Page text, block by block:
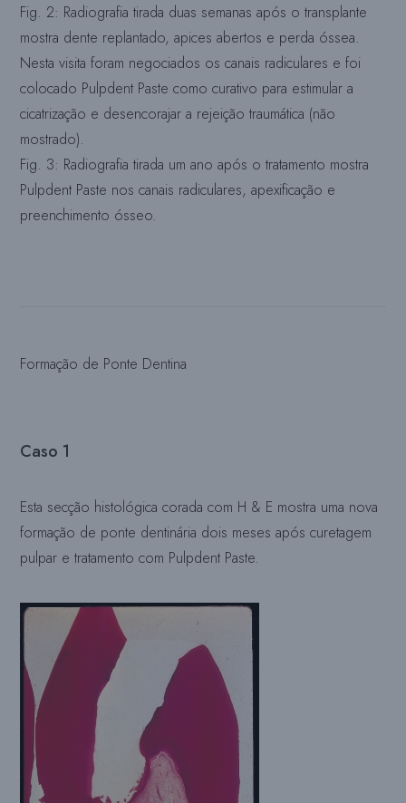
Fig. 2: Radiografia tirada duas semanas após o transplante
mostra dente replantado, apices abertos e perda óssea.
Nesta visita foram negociados os canais radiculares e foi
colocado Pulpdent Paste como curativo para estimular a
cicatrização e desencorajar a rejeição traumática (não
mostrado).
Fig. 3: Radiografia tirada um ano após o tratamento mostra
Pulpdent Paste nos canais radiculares, apexificação e
preenchimento ósseo.
Formação de Ponte Dentina
Caso 1
Esta secção histológica corada com H & E mostra uma nova
formação de ponte dentinária dois meses após curetagem
pulpar e tratamento com Pulpdent Paste.